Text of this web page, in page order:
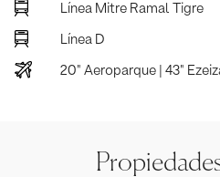
Línea Mitre Ramal Tigre
Línea D
20" Aeroparque | 43"